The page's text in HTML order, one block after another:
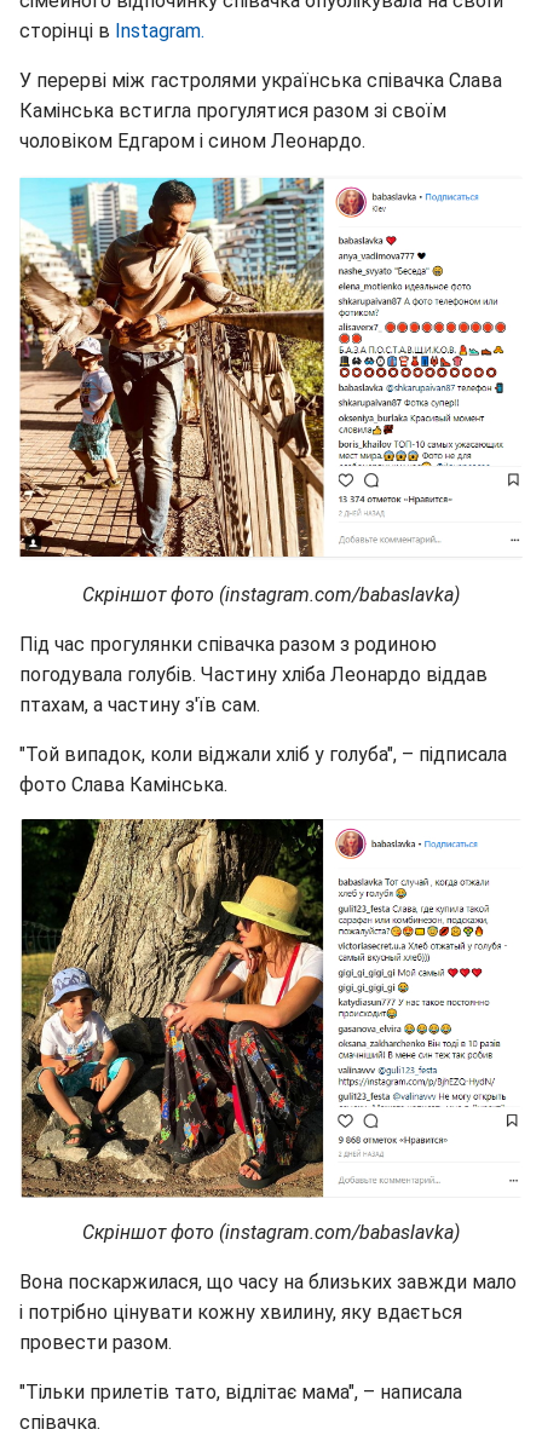
сторінці в Instagram.
У перерві між гастролями українська співачка Слава
Камінська встигла прогулятися разом зі своїм
чоловіком Едгаром і сином Леонардо.
Скріншот фото (instagram.com/babaslavka)
Під час прогулянки співачка разом з родиною
погодувала голубів. Частину хліба Леонардо віддав
птахам, а частину з'їв сам.
"Той випадок, коли віджали хліб у голуба", – підписала
фото Слава Камінська.
Скріншот фото (instagram.com/babaslavka)
Вона поскаржилася, що часу на близьких завжди мало
і потрібно цінувати кожну хвилину, яку вдається
провести разом.
"Тільки прилетів тато, відлітає мама", – написала
співачка.